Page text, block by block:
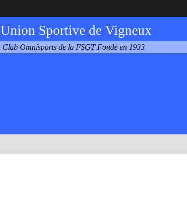
Union Sportive de Vigneux
Club Omnisports de la FSGT Fondé en 1933